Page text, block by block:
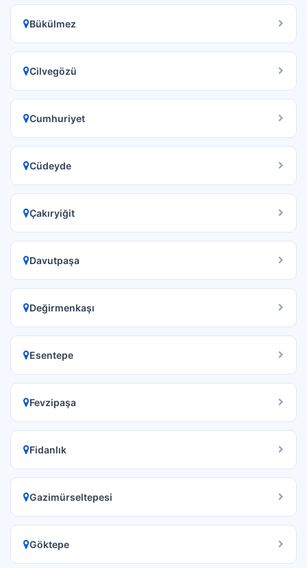
Bükülmez
Cilvegözü
Cumhuriyet
Cüdeyde
Çakıryiğit
Davutpaşa
Değirmenkaşı
Esentepe
Fevzipaşa
Fidanlık
Gazimürseltepesi
Göktepe